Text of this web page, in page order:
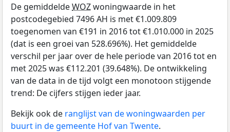
De gemiddeldeWOZwoningwaarde in het
postcodegebied 7496 AH is met €1.009.809
toegenomen van €191 in 2016 tot €1.010.000 in 2025
(dat is een groei van 528.696%). Het gemiddelde
verschil per jaar over de hele periode van 2016 tot en
met 2025 was €112.201 (39.648%). De ontwikkeling
van de data in de tijd volgt een monotoon stijgende
trend: De cijfers stijgen ieder jaar.
Bekijk ook de ranglijst van de woningwaarden per
buurt in de gemeente Hof van Twente.